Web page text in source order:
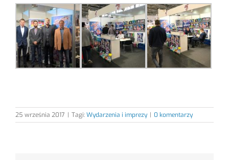
25 września 2017 | Tagi:Wydarzenia i imprezy | 0 komentarzy